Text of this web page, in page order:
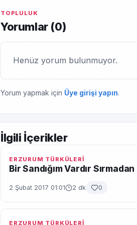
TOPLULUK
Yorumlar (0)
Henüz yorum bulunmuyor.
Yorum yapmak için Üye girişi yapın.
İlgili İçerikler
ERZURUM TÜRKÜLERİ
Bir Sandığım Vardır
2 Şubat 2017 01:01 2 dk 0
ERZURUM TÜRKÜLERİ